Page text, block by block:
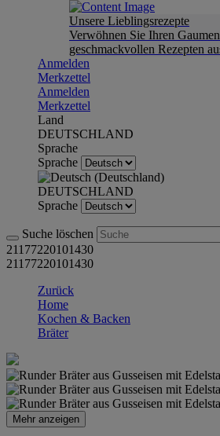
Unsere Lieblingsrezepte
Verwöhnen Sie Ihren
geschmackvollen Rezepten
Anmelden
Merkzettel
Anmelden
Merkzettel
Land
DEUTSCHLAND
Sprache
Sprache
DEUTSCHLAND
Sprache
Suche löschen
21177220101430
21177220101430
Zurück
Home
Kochen & Backen
Bräter
Mehr anzeigen